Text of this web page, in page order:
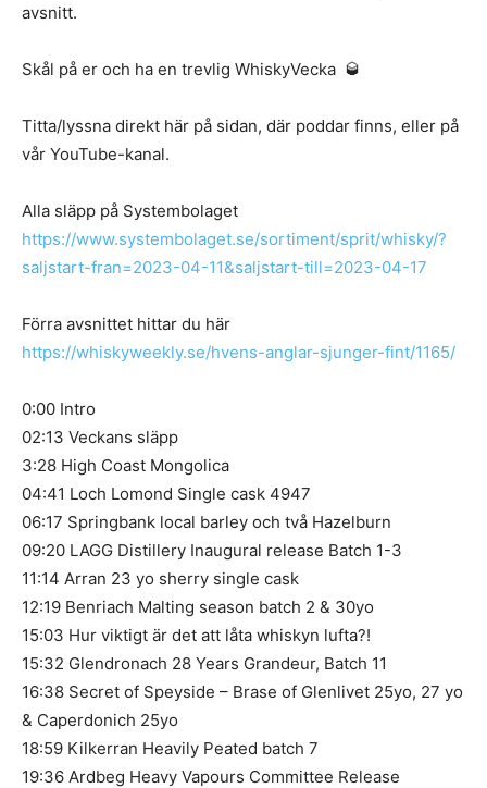
avsnitt.
Skål på er och ha en trevlig WhiskyVecka 🥃
Titta/lyssna direkt här på sidan, där poddar finns, eller på
vår YouTube-kanal.
Alla släpp på Systembolaget
https://www.systembolaget.se/sortiment/sprit/whisky/?
saljstart-fran=2023-04-11&saljstart-till=2023-04-17
Förra avsnittet hittar du här
https://whiskyweekly.se/hvens-anglar-sjunger-fint/1165/
0:00 Intro
02:13 Veckans släpp
3:28 High Coast Mongolica
04:41 Loch Lomond Single cask 4947
06:17 Springbank local barley och två Hazelburn
09:20 LAGG Distillery Inaugural release Batch 1-3
11:14 Arran 23 yo sherry single cask
12:19 Benriach Malting season batch 2 & 30yo
15:03 Hur viktigt är det att låta whiskyn lufta?!
15:32 Glendronach 28 Years Grandeur, Batch 11
16:38 Secret of Speyside – Brase of Glenlivet 25yo, 27 yo
& Caperdonich 25yo
18:59 Kilkerran Heavily Peated batch 7
19:36 Ardbeg Heavy Vapours Committee Release